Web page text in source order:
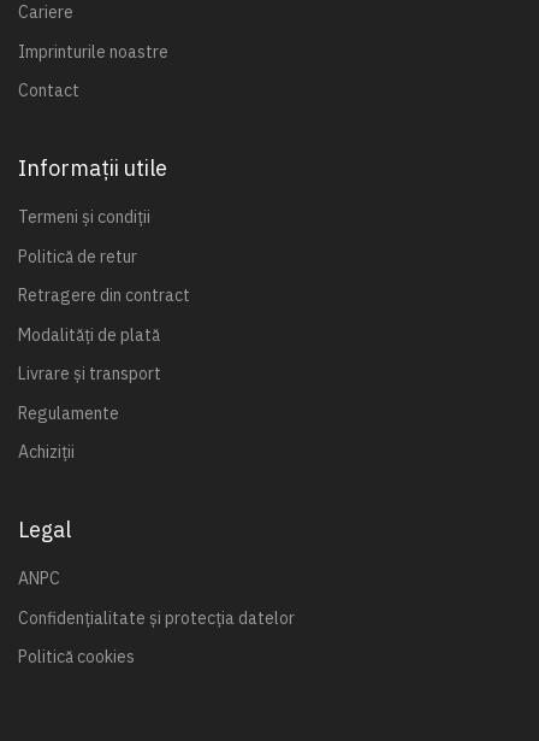
Cariere
Imprinturile noastre
Contact
Informații utile
Termeni și condiții
Politică de retur
Retragere din contract
Modalități de plată
Livrare și transport
Regulamente
Achiziții
Legal
ANPC
Confidențialitate și protecția datelor
Politică cookies